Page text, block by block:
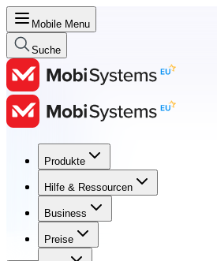
Mobile Menu
Suche
Produkte
Hilfe & Ressourcen
Business
Preise
Produkte
Hilfe & Ressourcen
Business
Preise